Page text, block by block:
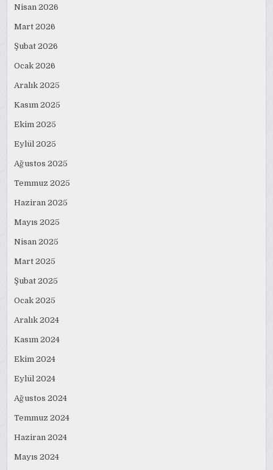
Nisan 2026
Mart 2026
Şubat 2026
Ocak 2026
Aralık 2025
Kasım 2025
Ekim 2025
Eylül 2025
Ağustos 2025
Temmuz 2025
Haziran 2025
Mayıs 2025
Nisan 2025
Mart 2025
Şubat 2025
Ocak 2025
Aralık 2024
Kasım 2024
Ekim 2024
Eylül 2024
Ağustos 2024
Temmuz 2024
Haziran 2024
Mayıs 2024